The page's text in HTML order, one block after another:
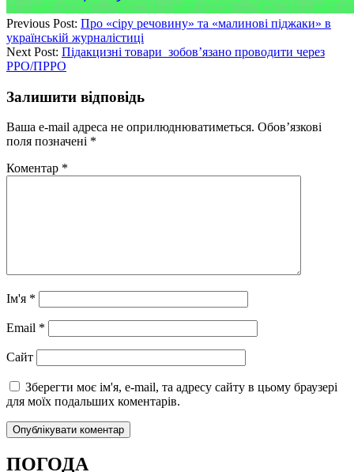
Previous Post: Про «сіру речовину» та «малинові піджаки» в
українській журналістиці
Next Post: Підакцизні товари зобов’язано проводити через
РРО/ПРРО
Залишити відповідь
Ваша e-mail адреса не оприлюднюватиметься. Обов’язкові
поля позначені *
Коментар *
Ім'я *
Email *
Сайт
Зберегти моє ім'я, e-mail, та адресу сайту в цьому браузері
для моїх подальших коментарів.
ПОГОДА